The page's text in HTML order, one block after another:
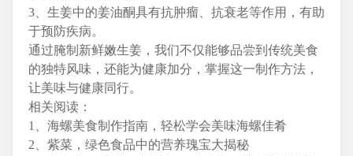
3、生姜中的姜油酮具有抗肿瘤、抗衰老等作用，有助
于预防疾病。
通过腌制新鲜嫩生姜，我们不仅能够品尝到传统美食
的独特风味，还能为健康加分，掌握这一制作方法，
让美味与健康同行。
相关阅读：
1、海螺美食制作指南，轻松学会美味海螺佳肴
2、紫菜，绿色食品中的营养瑰宝大揭秘